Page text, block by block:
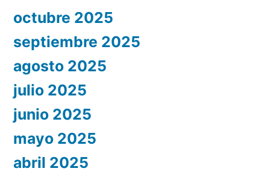
octubre 2025
septiembre 2025
agosto 2025
julio 2025
junio 2025
mayo 2025
abril 2025